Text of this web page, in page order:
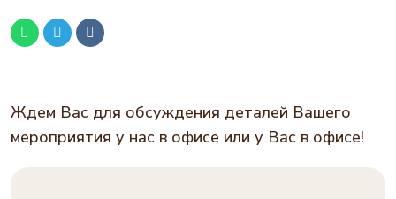
Ждем Вас для обсуждения деталей Вашего
мероприятия у нас в офисе или у Вас в офисе!